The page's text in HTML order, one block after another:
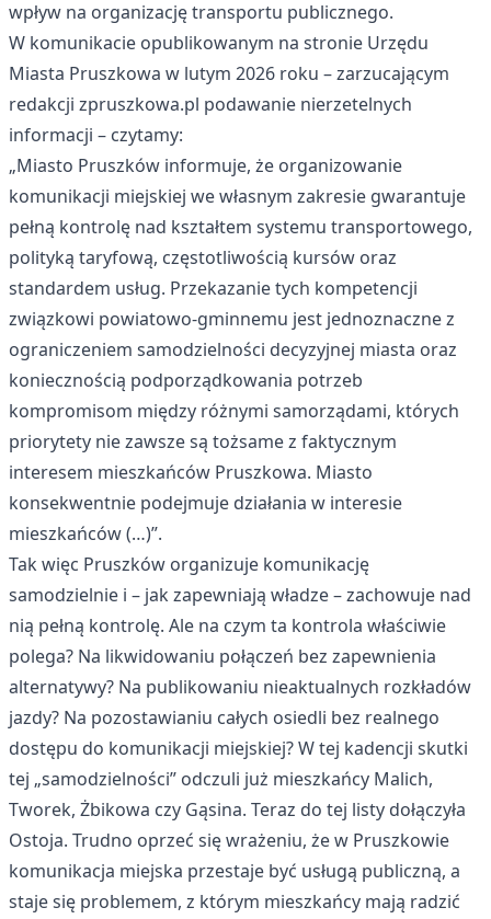
wpływ na organizację transportu publicznego.
W komunikacie opublikowanym na stronie Urzędu
Miasta Pruszkowa w lutym 2026 roku – zarzucającym
redakcji zpruszkowa.pl podawanie nierzetelnych
informacji – czytamy:
„Miasto Pruszków informuje, że organizowanie
komunikacji miejskiej we własnym zakresie gwarantuje
pełną kontrolę nad kształtem systemu transportowego,
polityką taryfową, częstotliwością kursów oraz
standardem usług. Przekazanie tych kompetencji
związkowi powiatowo-gminnemu jest jednoznaczne z
ograniczeniem samodzielności decyzyjnej miasta oraz
koniecznością podporządkowania potrzeb
kompromisom między różnymi samorządami, których
priorytety nie zawsze są tożsame z faktycznym
interesem mieszkańców Pruszkowa. Miasto
konsekwentnie podejmuje działania w interesie
mieszkańców (…)”.
Tak więc Pruszków organizuje komunikację
samodzielnie i – jak zapewniają władze – zachowuje nad
nią pełną kontrolę. Ale na czym ta kontrola właściwie
polega? Na likwidowaniu połączeń bez zapewnienia
alternatywy? Na publikowaniu nieaktualnych rozkładów
jazdy? Na pozostawianiu całych osiedli bez realnego
dostępu do komunikacji miejskiej? W tej kadencji skutki
tej „samodzielności” odczuli już mieszkańcy Malich,
Tworek, Żbikowa czy Gąsina. Teraz do tej listy dołączyła
Ostoja. Trudno oprzeć się wrażeniu, że w Pruszkowie
komunikacja miejska przestaje być usługą publiczną, a
staje się problemem, z którym mieszkańcy mają radzić